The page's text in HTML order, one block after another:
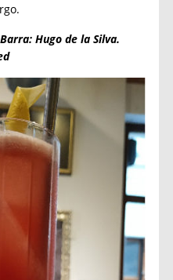
Hugo de la Silva.